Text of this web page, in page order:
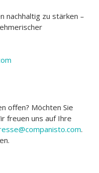
nachhaltig zu stärken –
offen? Möchten Sie
freuen uns auf Ihre
.